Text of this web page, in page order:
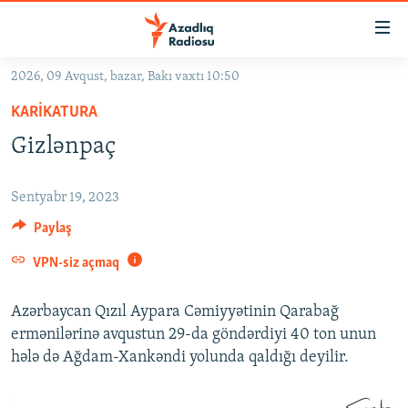
Əsas
qayıt
Əsas
naviqasiyaya
Axtarışa
keç
GÜNDƏM
#İZAHLA
KORRUPSIOMETR
#ƏSLINDƏ
FƏRQƏ BAX
QANUNI DOĞRU
MULTIMEDIA
VIDEO
RADIO ARXIV
2026, 09 Avqust, bazar, Bakı vaxtı 10:50
KARIKATURA
Gizlənpaç
Sentyabr 19, 2023
Paylaş
VPN-siz açmaq
Azərbaycan Qızıl Aypara Cəmiyyətinin Qarabağ
ermənilərinə avqustun 29-da göndərdiyi 40 ton unun
hələ də Ağdam-Xankəndi yolunda qaldığı deyilir.